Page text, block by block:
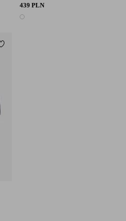
439 PLN
1 kolor
Dodaj do ulubionych